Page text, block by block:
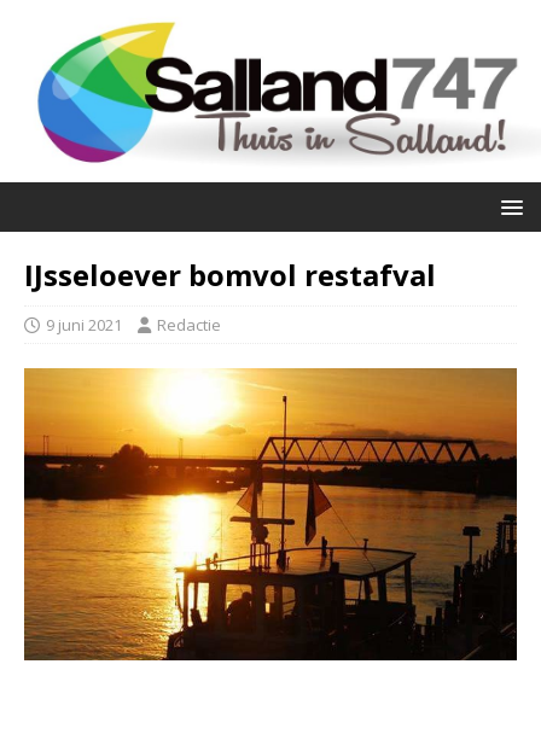
IJsseloever bomvol restafval
9 juni 2021 Redactie